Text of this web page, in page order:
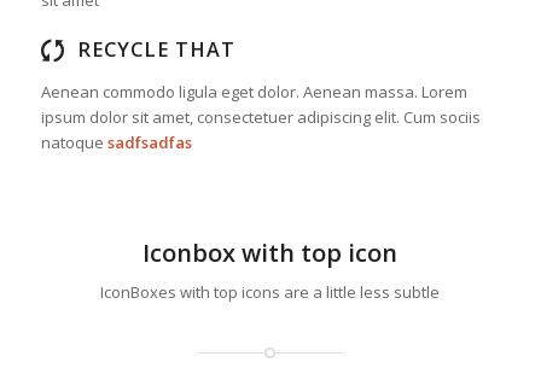
RECYCLE THAT
Aenean commodo ligula eget dolor. Aenean massa. Lorem
ipsum dolor sit amet, consectetuer adipiscing elit. Cum sociis
natoque sadfsadfas
Iconbox with top icon
IconBoxes with top icons are a little less subtle